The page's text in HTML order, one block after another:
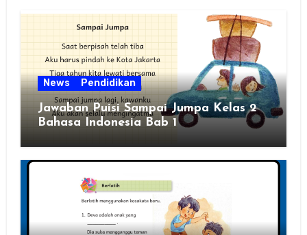
News Pendidikan
Jawaban Puisi Sampai Jumpa Kelas 2
Bahasa Indonesia Bab 1